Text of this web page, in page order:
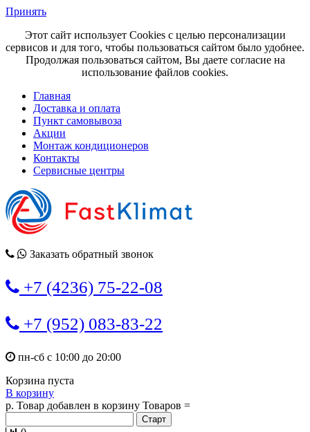
Принять
Этот сайт использует Cookies с целью персонализации
сервисов и для того, чтобы пользоваться сайтом было удобнее.
Продолжая пользоваться сайтом, Вы даете согласие на
использование файлов cookies.
Главная
Доставка и оплата
Пункт самовывоза
Акции
Монтаж кондиционеров
Контакты
Сервисные центры
Заказать обратный звонок
+7 (4236) 75-22-08
+7 (952) 083-83-22
пн-сб с 10:00 до 20:00
Корзина пуста
В корзину
р. Товар добавлен в корзину Товаров =